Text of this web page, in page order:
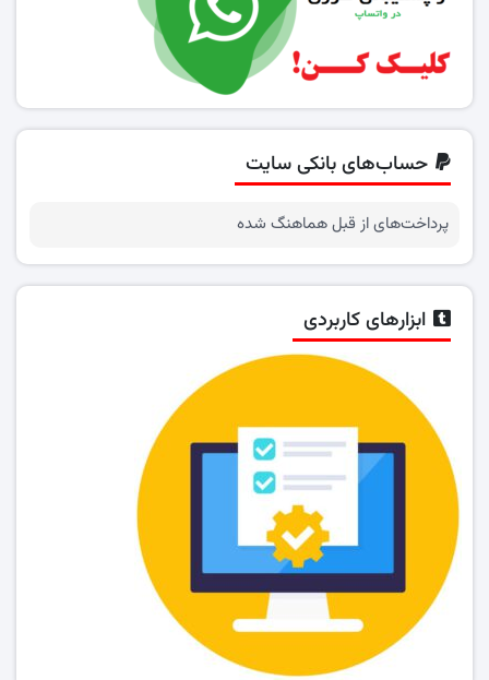
حساب‌های بانکی سایت
پرداخت‌های از قبل هماهنگ شده
ابزارهای کاربردی